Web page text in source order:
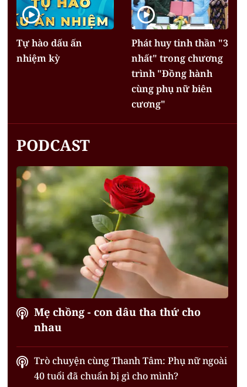
Tự hào dấu ấn
nhiệm kỳ
Phát huy tinh thần "3
nhất" trong chương
trình "Đồng hành
cùng phụ nữ biên
cương"
PODCAST
Mẹ chồng - con dâu tha thứ cho
nhau
Trò chuyện cùng Thanh Tâm: Phụ nữ ngoài
40 tuổi đã chuẩn bị gì cho mình?